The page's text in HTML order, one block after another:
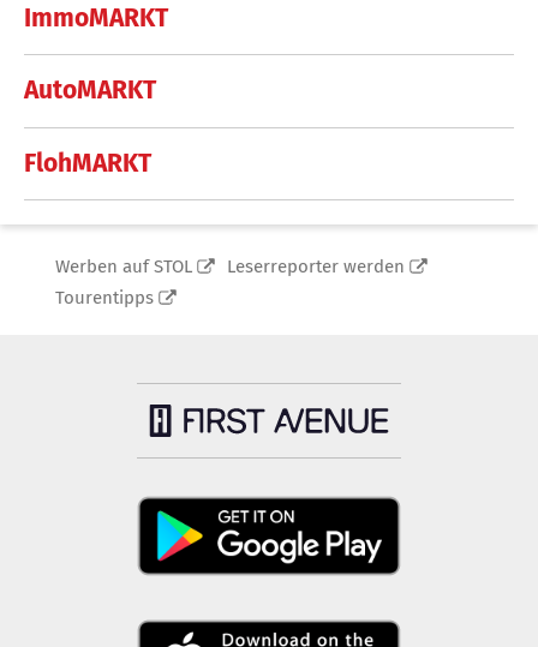
ImmoMARKT
AutoMARKT
FlohMARKT
Werben auf STOL
Leserreporter werden
Tourentipps